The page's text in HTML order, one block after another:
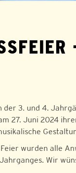
der 3. und 4.
27. Juni 2024
wurden alle
Wir